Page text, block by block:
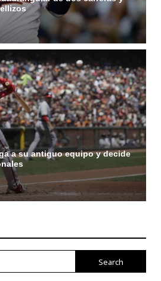
a su antiguo equipo y decide
Search